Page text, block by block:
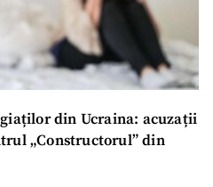
din Ucraina: acuzații
„Constructorul” din